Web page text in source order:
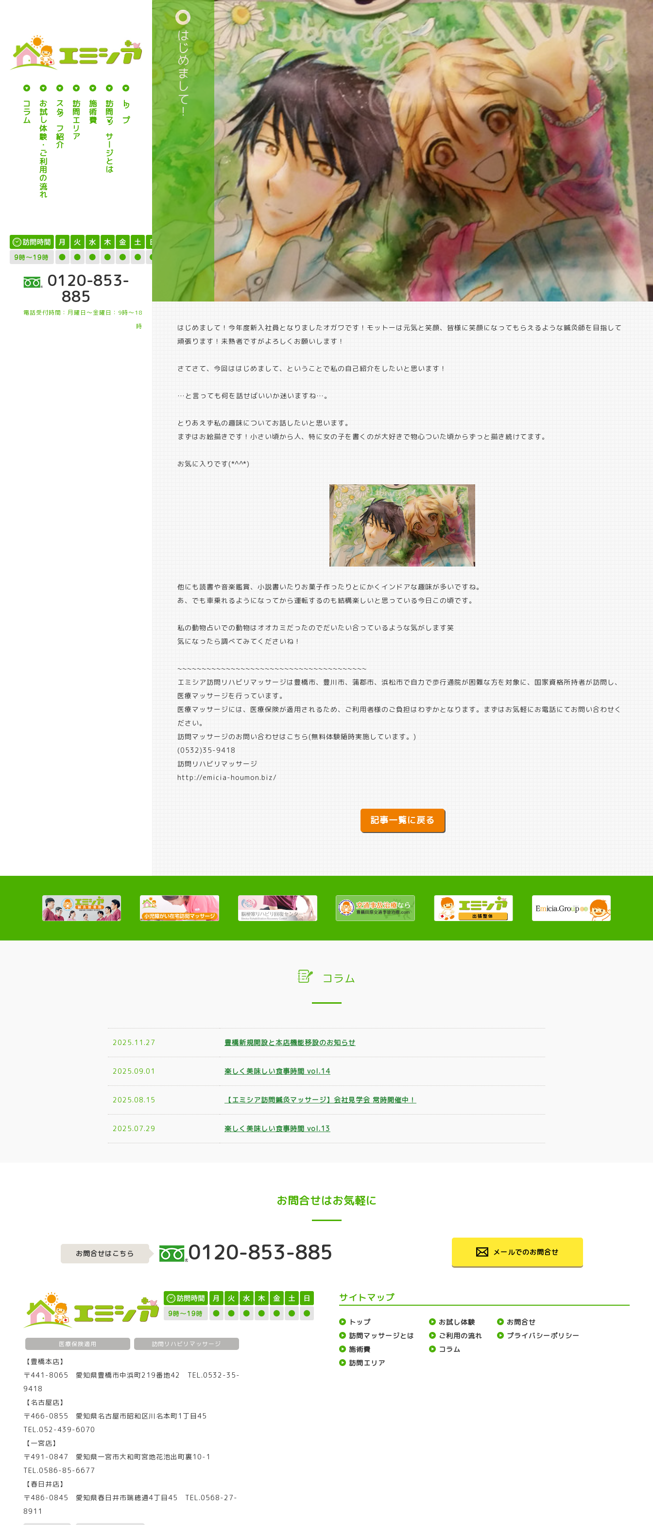
トップ
訪問マッサージとは
施術費
訪問エリア
スタッフ紹介
お試し体験・ご利用の流れ
コラム
0120-853-
885
電話受付時間：月曜日～金曜日：9時～18
時
はじめまして！
はじめまして！今年度新入社員となりましたオガワです！モットーは元気と笑顔、皆様に笑顔になってもらえるような鍼灸師を目指して
頑張ります！未熟者ですがよろしくお願いします！
さてさて、今回ははじめまして、ということで私の自己紹介をしたいと思います！
…と言っても何を話せばいいか迷いますね…。
とりあえず私の趣味についてお話したいと思います。
まずはお絵描きです！小さい頃から人、特に女の子を書くのが大好きで物心ついた頃からずっと描き続けてます。
お気に入りです(*^^*)
他にも読書や音楽鑑賞、小説書いたりお菓子作ったりとにかくインドアな趣味が多いですね。
あ、でも車乗れるようになってから運転するのも結構楽しいと思っている今日この頃です。
私の動物占いでの動物はオオカミだったのでだいたい合っているような気がします笑
気になったら調べてみてくださいね！
~~~~~~~~~~~~~~~~~~~~~~~~~~~~~~~~~~~~~~~
エミシア訪問リハビリマッサージは豊橋市、豊川市、蒲郡市、浜松市で自力で歩行通院が困難な方を対象に、国家資格所持者が訪問し、
医療マッサージを行っています。
医療マッサージには、医療保険が適用されるため、ご利用者様のご負担はわずかとなります。まずはお気軽にお電話にてお問い合わせく
ださい。
訪問マッサージのお問い合わせはこちら(無料体験随時実施しています。)
(0532)35-9418
訪問リハビリマッサージ
http://emicia-houmon.biz/
記事一覧に戻る
コラム
2025.11.27 豊橋新規開設と本店機能移設のお知らせ
2025.09.01 楽しく美味しい食事時間 vol.14
2025.08.15 【エミシア訪問鍼灸マッサージ】会社見学会 常時開催中！
2025.07.29 楽しく美味しい食事時間 vol.13
お問合せはお気軽に
お問合せはこちら 0120-853-885 メールでのお問合せ
医療保険適用 訪問リハビリマッサージ
【豊橋本店】
〒441-8065 愛知県豊橋市中浜町219番地42 TEL.0532-35-
9418
【名古屋店】
〒466-0855 愛知県名古屋市昭和区川名本町1丁目45
TEL.052-439-6070
【一宮店】
〒491-0847 愛知県一宮市大和町宮地花池出町裏10-1
TEL.0586-85-6677
【春日井店】
〒486-0845 愛知県春日井市瑞穂通4丁目45 TEL.0568-27-
8911
サイトマップ
トップ
訪問マッサージとは
施術費
訪問エリア
お試し体験
ご利用の流れ
コラム
お問合せ
プライバシーポリシー